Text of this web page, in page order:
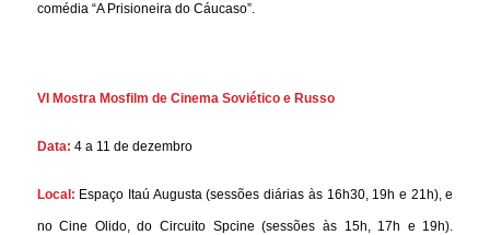
comédia “A Prisioneira do Cáucaso”.
VI Mostra Mosfilm de Cinema Soviético e Russo
Data: 4 a 11 de dezembro
Local: Espaço Itaú Augusta (sessões diárias às 16h30, 19h e 21h), e
no Cine Olido, do Circuito Spcine (sessões às 15h, 17h e 19h).